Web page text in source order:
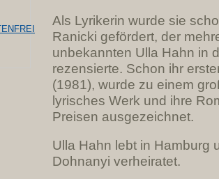
Als Lyrikerin wurde sie
Ranicki gefördert, der
unbekannten Ulla Hahn in
rezensierte. Schon ihr
(1981), wurde zu einem
lyrisches Werk und ihre
Preisen ausgezeichnet.
Ulla Hahn lebt in Hamburg
Dohnanyi verheiratet.